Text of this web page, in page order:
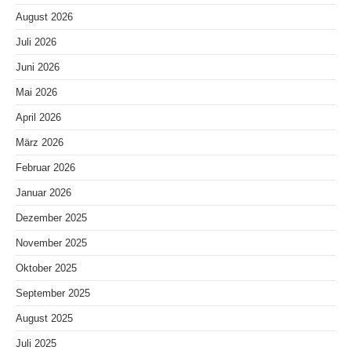
August 2026
Juli 2026
Juni 2026
Mai 2026
April 2026
März 2026
Februar 2026
Januar 2026
Dezember 2025
November 2025
Oktober 2025
September 2025
August 2025
Juli 2025